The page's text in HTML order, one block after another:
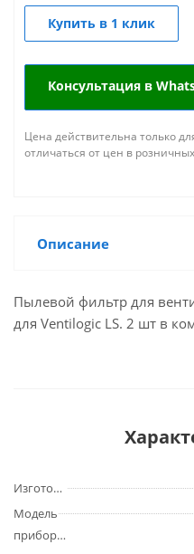
Купить в 1 клик
Консультация в
Цена действительна только
отличаться от цен в
Описание
Пылевой фильтр для
для Ventilogic LS. 2 шт в
Изготовитель
Модель
прибора